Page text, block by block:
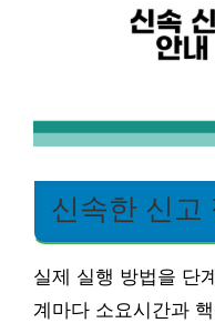
신속한 신고
실제 실행 방법을 단
계마다 소요시간과